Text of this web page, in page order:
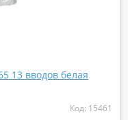
13 вводов белая
Код: 15461